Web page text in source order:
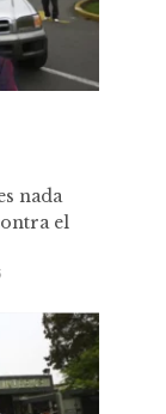
nada
el